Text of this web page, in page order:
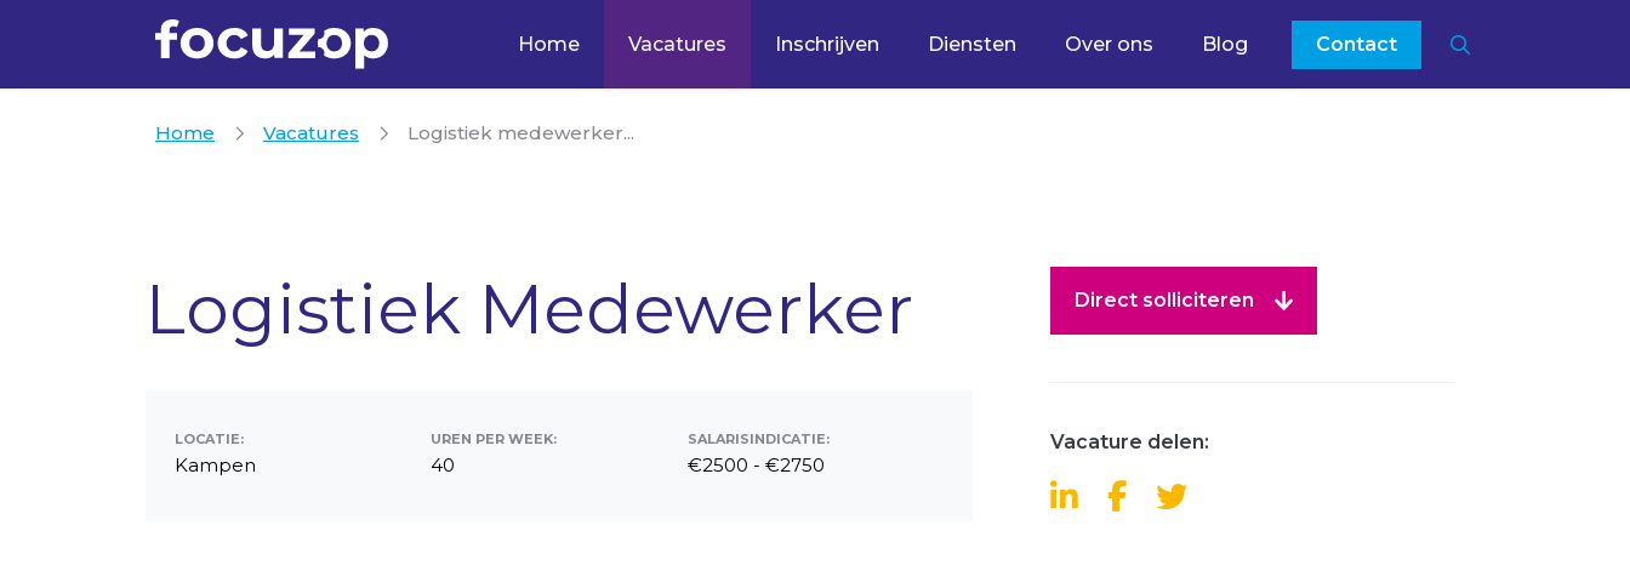
Home Vacatures Inschrijven Diensten Over ons Blog Contact
Home Vacatures Logistiek medewerker...
Logistiek Medewerker
LOCATIE:
Kampen
UREN PER WEEK:
40
SALARISINDICATIE:
€2500 - €2750
Direct solliciteren
Vacature delen: